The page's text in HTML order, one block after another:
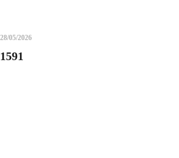
28/05/2026
1591